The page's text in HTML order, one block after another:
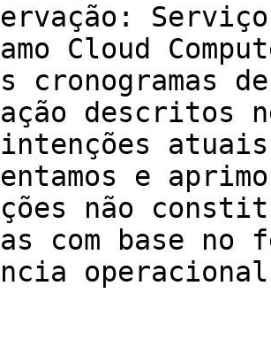
Cloud
cronogramas
descritos
e
não
com base no